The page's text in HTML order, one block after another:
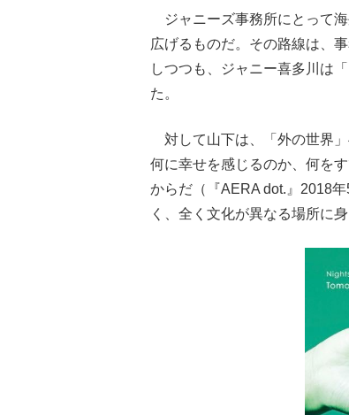
ジャニーズ事務所にとって
広げるものだ。その路線は、
しつつも、ジャニー喜多川は
た。
対して山下は、「外の世界」
何に幸せを感じるのか、何を
からだ（『AERA dot.』2018
く、全く文化が異なる場所に